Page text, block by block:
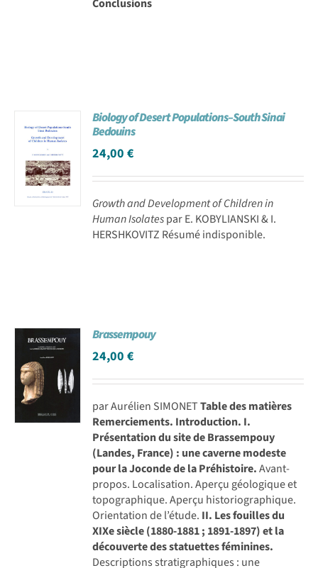
Conclusions
Biology of Desert Populations–South Sinai
Bedouins
24,00€
Growth and Development of Children in
Human Isolatespar E. KOBYLIANSKI & I.
HERSHKOVITZ Résumé indisponible.
Brassempouy
24,00€
par Aurélien SIMONETTable des matières
Remerciements. Introduction. I.
Présentation du site de Brassempouy
(Landes, France) : une caverne modeste
pour la Joconde de la Préhistoire.Avant-
propos. Localisation. Aperçu géologique et
topographique. Aperçu historiographique.
Orientation de l’étude. II. Les fouilles du
XIXe siècle (1880-1881 ; 1891-1897) et la
découverte des statuettes féminines.
Descriptions stratigraphiques : une